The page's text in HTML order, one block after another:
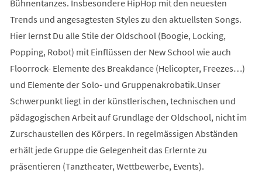
Bühnentanzes. Insbesondere HipHop mit den neuesten
Trends und angesagtesten Styles zu den aktuellsten Songs.
Hier lernst Du alle Stile der Oldschool (Boogie, Locking,
Popping, Robot) mit Einflüssen der New School wie auch
Floorrock- Elemente des Breakdance (Helicopter, Freezes…)
und Elemente der Solo- und Gruppenakrobatik.Unser
Schwerpunkt liegt in der künstlerischen, technischen und
pädagogischen Arbeit auf Grundlage der Oldschool, nicht im
Zurschaustellen des Körpers. In regelmässigen Abständen
erhält jede Gruppe die Gelegenheit das Erlernte zu
präsentieren (Tanztheater, Wettbewerbe, Events).